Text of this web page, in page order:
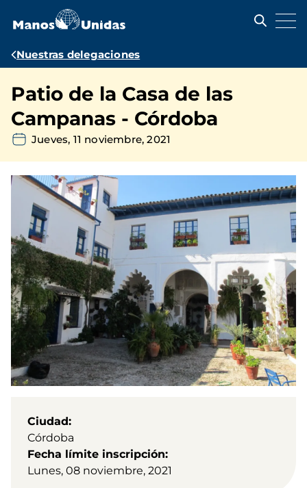
contenido
Ruta
navegación
Nuestras delegaciones
Patio de la Casa de las
Campanas - Córdoba
Jueves, 11 noviembre, 2021
Ciudad
Córdoba
Fecha límite inscripción
Lunes, 08 noviembre, 2021